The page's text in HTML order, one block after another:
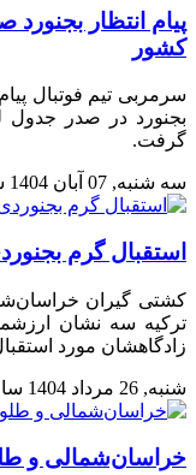
پیام انتظار
کشور
سرمربی تیم فوتبال
گرفت.
سه شنبه, 07 آبان 1404 ساعت 11:15
استقبال گرم
کشتی گیران
ترکیه سه نشان
زادگاهشان مورد
شنبه, 26 مرداد 1404 ساعت 15:42
خراسان‌شمالی و